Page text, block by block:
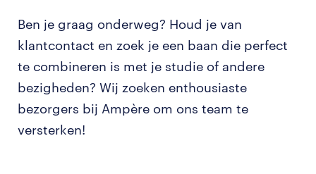
Ben je graag onderweg? Houd je van
klantcontact en zoek je een baan die perfect
te combineren is met je studie of andere
bezigheden? Wij zoeken enthousiaste
bezorgers bij Ampère om ons team te
versterken!